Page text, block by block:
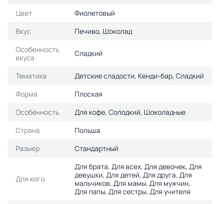
Цвет
Фиолетовый
Вкус
Печиво, Шоколад
Особенность
вкуса
Сладкий
Тематика
Детские сладости, Кенди-бар, Сладкий
Форма
Плоская
Особенность
Для кофе, Солодкий, Шоколадные
Страна
Польша
Размер
Стандартный
Для кого
Для брата, Для всех, Для девочек, Для
девушки, Для детей, Для друга, Для
мальчиков, Для мамы, Для мужчин,
Для папы, Для сестры, Для учителя